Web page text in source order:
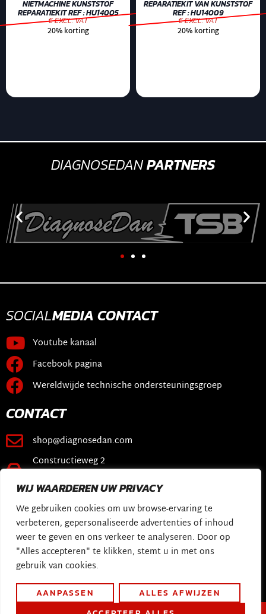
WIJ WAARDEREN UW PRIVACY
We gebruiken cookies om uw browse-ervaring te
verbeteren, gepersonaliseerde advertenties of inhoud
weer te geven en ons verkeer te analyseren. Door op
"Alles accepteren" te klikken, stemt u in met ons
gebruik van cookies.
AANPASSEN
ALLES AFWIJZEN
NIETMACHINE KUNSTSTOF
REPARATIEKIT REF : HU14005
€ EXCL. VAT
20% korting
REPARATIEKIT VAN KUNSTSTOF
REF : HU14009
€ EXCL. VAT
20% korting
DIAGNOSEDANPARTNERS
SOCIALMEDIA CONTACT
Youtube kanaal
Facebook pagina
Wereldwijde technische ondersteuningsgroep
CONTACT
shop@diagnosedan.com
Constructieweg 2
KOPPELINGEN
Webwinkel
Diagnose Dan Software
Mijn verhaal